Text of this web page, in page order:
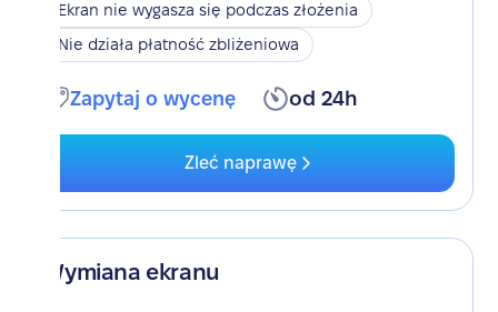
Ekran nie wygasza się podczas złożenia
Nie działa płatność zbliżeniowa
Zapytaj o wycenę od 24h
Zleć naprawę
Wymiana ekranu